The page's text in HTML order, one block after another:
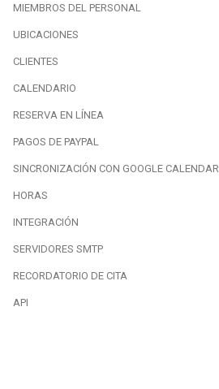
MIEMBROS DEL PERSONAL
UBICACIONES
CLIENTES
CALENDARIO
RESERVA EN LÍNEA
PAGOS DE PAYPAL
SINCRONIZACIÓN CON GOOGLE CALENDAR
HORAS
INTEGRACIÓN
SERVIDORES SMTP
RECORDATORIO DE CITA
API